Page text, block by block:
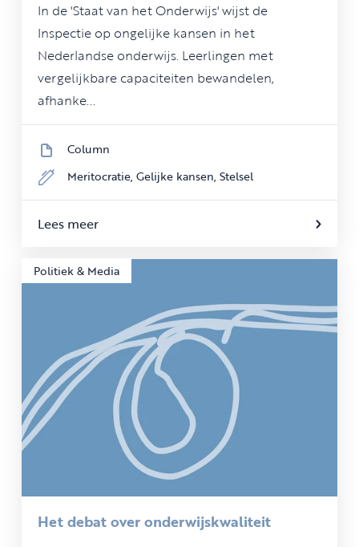
In de 'Staat van het Onderwijs' wijst de
Inspectie op ongelijke kansen in het
Nederlandse onderwijs. Leerlingen met
vergelijkbare capaciteiten bewandelen,
afhanke...
Column
Meritocratie, Gelijke kansen, Stelsel
Lees meer
Politiek & Media
Het debat over onderwijskwaliteit